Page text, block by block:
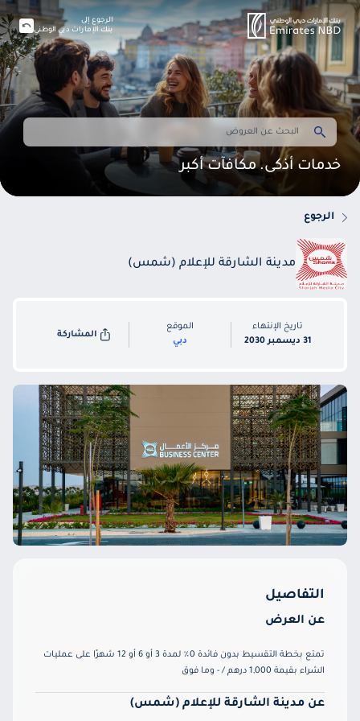
خدمات أذكى. مكافآت أكبر
الرجوع إلى
بنك الإمارات دبي الوطني
الرجوع
مدينة الشارقة للإعلام (شمس)
تاريخ الإنتهاء
31 ديسمبر 2030
الموقع
دبي
المشاركة
التفاصيل
عن العرض
تمتع بخطة التقسيط بدون فائدة 0٪ لمدة 3 أو 6 أو 12 شهرًا على عمليات
الشراء بقيمة 1,000 درهم / - وما فوق
عن مدينة الشارقة للإعلام (شمس)